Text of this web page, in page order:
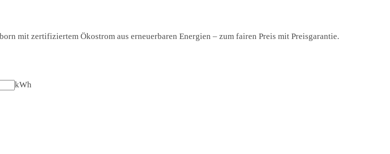
mit zertifiziertem Ökostrom aus erneuerbaren Energien – zum fairen Preis mit Preisgarantie.
kWh